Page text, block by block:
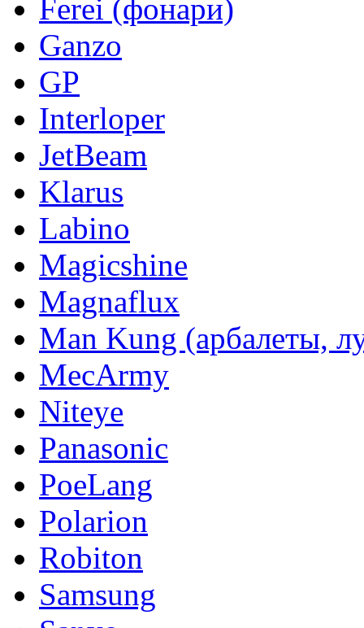
Ferei (фонари)
Ganzo
GP
Interloper
JetBeam
Klarus
Labino
Magicshine
Magnaflux
Man Kung (арбалеты,
MecArmy
Niteye
Panasonic
PoeLang
Polarion
Robiton
Samsung